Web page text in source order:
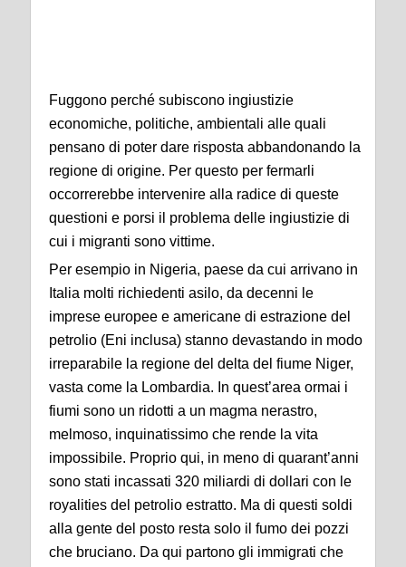
Fuggono perché subiscono ingiustizie
economiche, politiche, ambientali alle quali
pensano di poter dare risposta abbandonando la
regione di origine. Per questo per fermarli
occorrerebbe intervenire alla radice di queste
questioni e porsi il problema delle ingiustizie di
cui i migranti sono vittime.
Per esempio in Nigeria, paese da cui arrivano in
Italia molti richiedenti asilo, da decenni le
imprese europee e americane di estrazione del
petrolio (Eni inclusa) stanno devastando in modo
irreparabile la regione del delta del fiume Niger,
vasta come la Lombardia. In quest’area ormai i
fiumi sono un ridotti a un magma nerastro,
melmoso, inquinatissimo che rende la vita
impossibile. Proprio qui, in meno di quarant’anni
sono stati incassati 320 miliardi di dollari con le
royalities del petrolio estratto. Ma di questi soldi
alla gente del posto resta solo il fumo dei pozzi
che bruciano. Da qui partono gli immigrati che